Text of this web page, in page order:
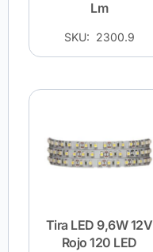
Lm
SKU: 2300.9
Tira LED 9,6W 12V
Rojo 120 LED